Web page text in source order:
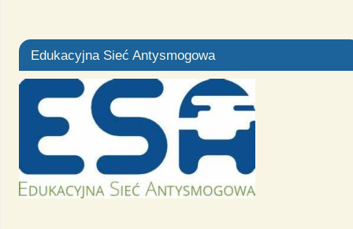
Edukacyjna Sieć Antysmogowa